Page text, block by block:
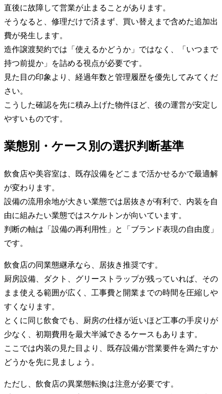
直後に故障して営業が止まることがあります。
そうなると、修理だけで済まず、買い替えまで含めた追加出
費が発生します。
造作譲渡契約では「使えるかどうか」ではなく、「いつまで
持つ前提か」を詰める視点が必要です。
見た目の印象より、経過年数と管理履歴を優先してみてくだ
さい。
こうした確認を先に積み上げた物件ほど、後の運営が安定し
やすいものです。
業態別・ケース別の選択判断基準
飲食店や美容室は、既存設備をどこまで活かせるかで最適解
が変わります。
設備の流用余地が大きい業態では居抜きが有利で、内装を自
由に組みたい業態ではスケルトンが向いています。
判断の軸は「設備の再利用性」と「ブランド表現の自由度」
です。
飲食店の同業態継承なら、居抜き推奨です。
厨房設備、ダクト、グリーストラップが残っていれば、その
まま使える範囲が広く、工事費と開業までの時間を圧縮しや
すくなります。
とくに同じ飲食でも、厨房の仕様が近いほど工事の手戻りが
少なく、初期費用を最大半減できるケースもあります。
ここでは内装の見た目より、既存設備が営業要件を満たすか
どうかを先に見ましょう。
ただし、飲食店の異業態転換は注意が必要です。